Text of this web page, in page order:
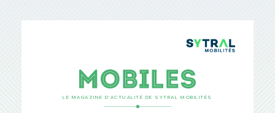
LE MAGAZINE D’ACTUALITÉ DE SYTRAL MOBILITÉS